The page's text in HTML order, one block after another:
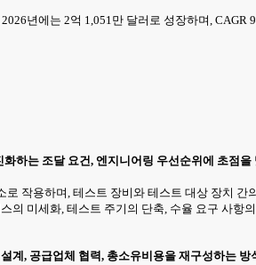
년에는 2억 1,051만 달러로 성장하며,
하는 조달 요건, 엔지니어링 우선순위에 초점을
작용하며, 테스트 장비와 테스트 대상 장치
의 미세화, 테스트 주기의 단축, 수율 요구 사
계, 공급업체 협력, 총소유비용을 재구성하는 방